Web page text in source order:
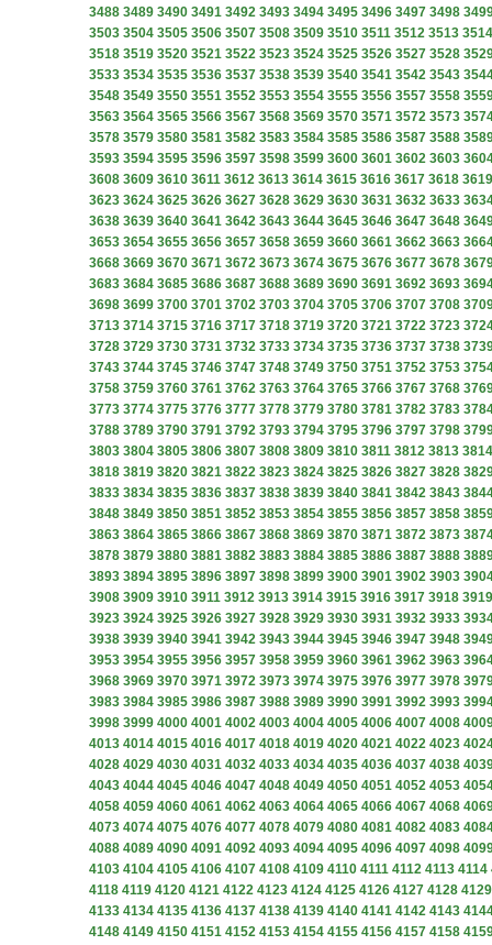
3488 3489 3490 3491 3492 3493 3494 3495 3496 3497 3498
3503 3504 3505 3506 3507 3508 3509 3510 3511 3512 3513 3514
3518 3519 3520 3521 3522 3523 3524 3525 3526 3527 3528
3533 3534 3535 3536 3537 3538 3539 3540 3541 3542 3543
3548 3549 3550 3551 3552 3553 3554 3555 3556 3557 3558
3563 3564 3565 3566 3567 3568 3569 3570 3571 3572 3573
3578 3579 3580 3581 3582 3583 3584 3585 3586 3587 3588
3593 3594 3595 3596 3597 3598 3599 3600 3601 3602 3603
3608 3609 3610 3611 3612 3613 3614 3615 3616 3617 3618 3619
3623 3624 3625 3626 3627 3628 3629 3630 3631 3632 3633
3638 3639 3640 3641 3642 3643 3644 3645 3646 3647 3648
3653 3654 3655 3656 3657 3658 3659 3660 3661 3662 3663
3668 3669 3670 3671 3672 3673 3674 3675 3676 3677 3678
3683 3684 3685 3686 3687 3688 3689 3690 3691 3692 3693
3698 3699 3700 3701 3702 3703 3704 3705 3706 3707 3708
3713 3714 3715 3716 3717 3718 3719 3720 3721 3722 3723
3728 3729 3730 3731 3732 3733 3734 3735 3736 3737 3738
3743 3744 3745 3746 3747 3748 3749 3750 3751 3752 3753
3758 3759 3760 3761 3762 3763 3764 3765 3766 3767 3768
3773 3774 3775 3776 3777 3778 3779 3780 3781 3782 3783
3788 3789 3790 3791 3792 3793 3794 3795 3796 3797 3798
3803 3804 3805 3806 3807 3808 3809 3810 3811 3812 3813 3814
3818 3819 3820 3821 3822 3823 3824 3825 3826 3827 3828
3833 3834 3835 3836 3837 3838 3839 3840 3841 3842 3843
3848 3849 3850 3851 3852 3853 3854 3855 3856 3857 3858
3863 3864 3865 3866 3867 3868 3869 3870 3871 3872 3873
3878 3879 3880 3881 3882 3883 3884 3885 3886 3887 3888
3893 3894 3895 3896 3897 3898 3899 3900 3901 3902 3903
3908 3909 3910 3911 3912 3913 3914 3915 3916 3917 3918 3919
3923 3924 3925 3926 3927 3928 3929 3930 3931 3932 3933
3938 3939 3940 3941 3942 3943 3944 3945 3946 3947 3948
3953 3954 3955 3956 3957 3958 3959 3960 3961 3962 3963
3968 3969 3970 3971 3972 3973 3974 3975 3976 3977 3978
3983 3984 3985 3986 3987 3988 3989 3990 3991 3992 3993
3998 3999 4000 4001 4002 4003 4004 4005 4006 4007 4008
4013 4014 4015 4016 4017 4018 4019 4020 4021 4022 4023
4028 4029 4030 4031 4032 4033 4034 4035 4036 4037 4038
4043 4044 4045 4046 4047 4048 4049 4050 4051 4052 4053
4058 4059 4060 4061 4062 4063 4064 4065 4066 4067 4068
4073 4074 4075 4076 4077 4078 4079 4080 4081 4082 4083
4088 4089 4090 4091 4092 4093 4094 4095 4096 4097 4098
4103 4104 4105 4106 4107 4108 4109 4110 4111 4112 4113 4114
4118 4119 4120 4121 4122 4123 4124 4125 4126 4127 4128 4129
4133 4134 4135 4136 4137 4138 4139 4140 4141 4142 4143
4148 4149 4150 4151 4152 4153 4154 4155 4156 4157 4158